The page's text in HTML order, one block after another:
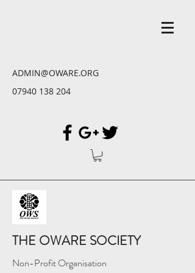
ADMIN@OWARE.ORG
07940 138 204
THE OWARE SOCIETY
Non-Profit Organisation